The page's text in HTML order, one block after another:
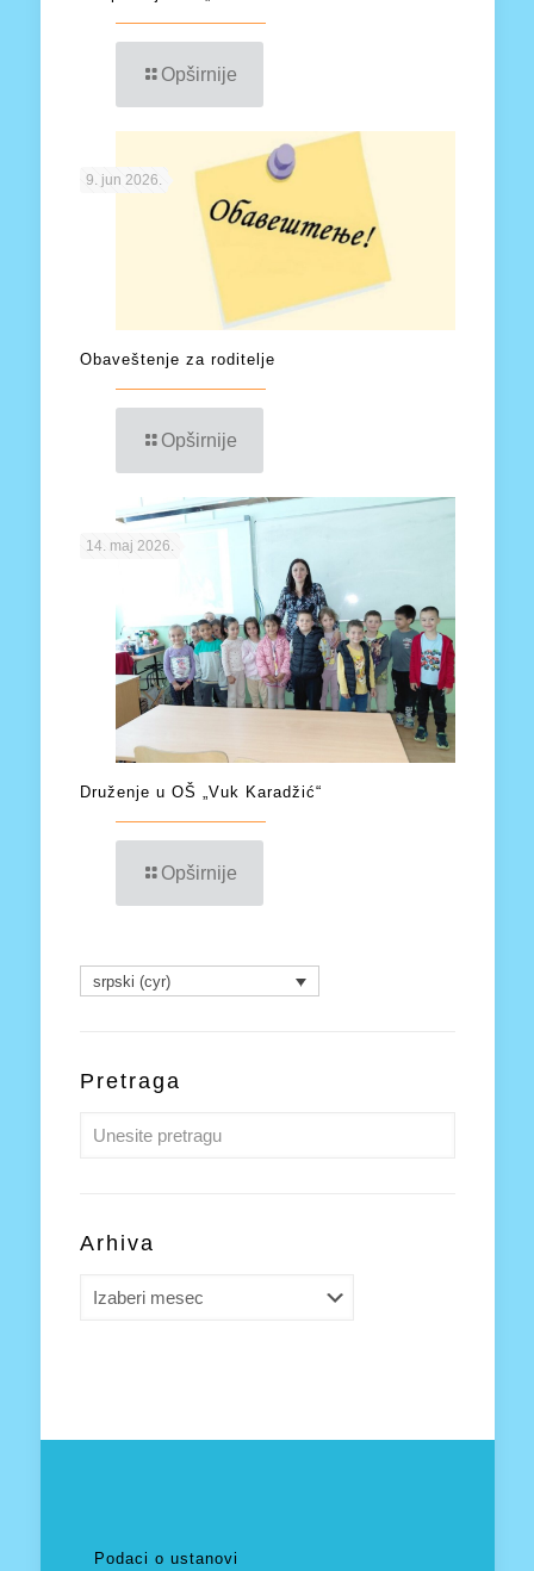
Opširnije
9. jun 2026.
Obaveštenje za roditelje
Opširnije
14. maj 2026.
Druženje u OŠ „Vuk Karadžić“
Opširnije
srpski (cyr)
Pretraga
Arhiva
Podaci o ustanovi